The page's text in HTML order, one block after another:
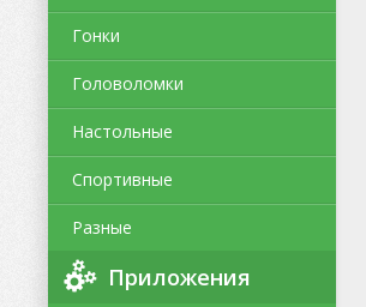
Гонки
Головоломки
Настольные
Спортивные
Разные
Приложения